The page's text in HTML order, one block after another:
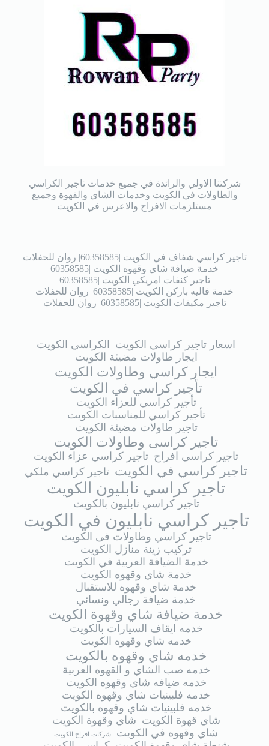
شركتنا الاولي والرائدة في جميع خدمات تاجير الكراسي
والطاولات في الكويت وخدمات الشاي والقهوة وجميع
مستلزمات الافراح والاعرس في الكويت
تاجير كراسي شفاف في الكويت |60358585| روان للحفلات
خدمة ضيافة شاي وقهوه الكويت |60358585
تاجير كنفات امريكي الكويت |60358585
خدمة فاليه باركن الكويت |60358585| روان للحفلات
تاجير مكيفات الكويت |60358585| روان للحفلات
اسعار تاجير كراسي الكويت
الكراسي الكويت
ايجار طاولات مضيئة الكويت
ايجار كراسي وطاولات الكويت
تأجير كراسي في الكويت
تأجير كراسي للعزاء الكويت
تأجير كراسي للمناسبات الكويت
تاجير طاولات مضيئة الكويت
تاجير كراسى وطاولات الكويت
تاجير كراسي افراح تاجير كراسي عزاء الكويت
تاجير كراسي في الكويت تاجير كراسي ملكي
تاجير كراسي نابليون الكويت
تاجير كراسي نابليون بالكويت
تاجير كراسي نابليون في الكويت
تاجير كراسي وطاولات فى الكويت
تركيب زينة منازل الكويت
خدمة الضيافة العربية في الكويت
خدمة شاي وقهوه الكويت
خدمة شاي وقهوه للاستقبال
خدمة ضيافة رجالي ونسائي
خدمة ضيافة شاي وقهوة الكويت
خدمه ايقاف السيارات بالكويت
خدمه شاي وقهوه الكويت
خدمه شاي وقهوه بالكويت
خدمه صب الشاي و القهوه العربية
خدمه ضيافه شاي وقهوه الكويت
خدمه فلبينيات شاي وقهوه الكويت
خدمه فلبينيات شاي وقهوه بالكويت
شاي قهوة الكويت شاي وقهوة الكويت
شاي وقهوه في الكويت
شركات افراح الكويت